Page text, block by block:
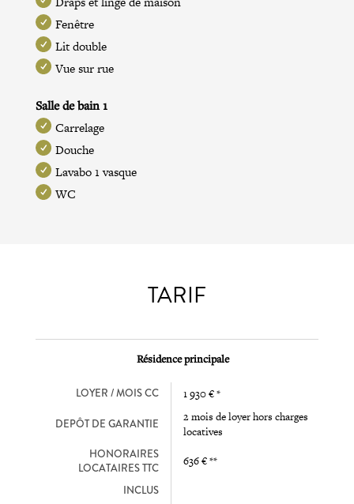
Fenêtre
Lit double
Vue sur rue
Salle de bain 1
Carrelage
Douche
Lavabo 1 vasque
WC
TARIF
Résidence principale
LOYER / MOIS CC 1 930 € *
DEPÔT DE GARANTIE
2 mois de loyer hors charges
locatives
HONORAIRES
LOCATAIRES TTC
636 € **
INCLUS